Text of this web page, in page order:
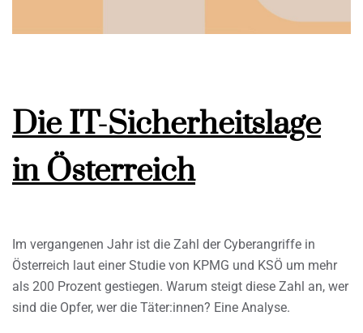
Die IT-Sicherheitslage
in Österreich
Im vergangenen Jahr ist die Zahl der Cyberangriffe in
Österreich laut einer Studie von KPMG und KSÖ um mehr
als 200 Prozent gestiegen. Warum steigt diese Zahl an, wer
sind die Opfer, wer die Täter:innen? Eine Analyse.